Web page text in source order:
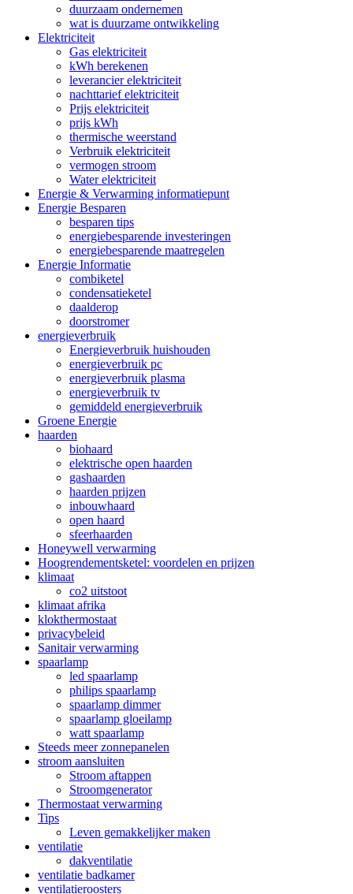
duurzaam ondernemen
wat is duurzame ontwikkeling
Elektriciteit
Gas elektriciteit
kWh berekenen
leverancier elektriciteit
nachttarief elektriciteit
Prijs elektriciteit
prijs kWh
thermische weerstand
Verbruik elektriciteit
vermogen stroom
Water elektriciteit
Energie & Verwarming informatiepunt
Energie Besparen
besparen tips
energiebesparende investeringen
energiebesparende maatregelen
Energie Informatie
combiketel
condensatieketel
daalderop
doorstromer
energieverbruik
Energieverbruik huishouden
energieverbruik pc
energieverbruik plasma
energieverbruik tv
gemiddeld energieverbruik
Groene Energie
haarden
biohaard
elektrische open haarden
gashaarden
haarden prijzen
inbouwhaard
open haard
sfeerhaarden
Honeywell verwarming
Hoogrendementsketel: voordelen en prijzen
klimaat
co2 uitstoot
klimaat afrika
klokthermostaat
privacybeleid
Sanitair verwarming
spaarlamp
led spaarlamp
philips spaarlamp
spaarlamp dimmer
spaarlamp gloeilamp
watt spaarlamp
Steeds meer zonnepanelen
stroom aansluiten
Stroom aftappen
Stroomgenerator
Thermostaat verwarming
Tips
Leven gemakkelijker maken
ventilatie
dakventilatie
ventilatie badkamer
ventilatieroosters